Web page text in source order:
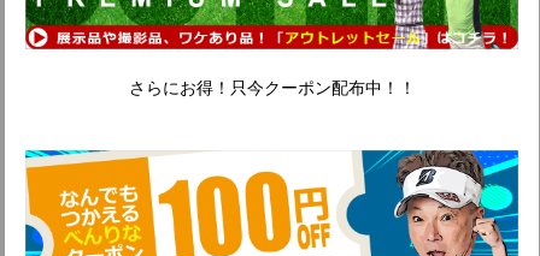
さらにお得！只今クーポン配布中！！